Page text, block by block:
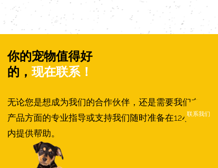
联系我们
你的宠物值得好
的， 现在联系！
无论您是想成为我们的合作伙伴，还是需要我们在
产品方面的专业指导或支持我们随时准备在12小时
内提供帮助。